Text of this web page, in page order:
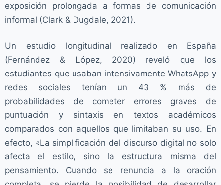
exposición prolongada a formas de comunicación
informal (Clark & Dugdale, 2021).
Un estudio longitudinal realizado en España
(Fernández & López, 2020) reveló que los
estudiantes que usaban intensivamente WhatsApp y
redes sociales tenían un 43 % más de
probabilidades de cometer errores graves de
puntuación y sintaxis en textos académicos
comparados con aquellos que limitaban su uso. En
efecto, «La simplificación del discurso digital no solo
afecta el estilo, sino la estructura misma del
pensamiento. Cuando se renuncia a la oración